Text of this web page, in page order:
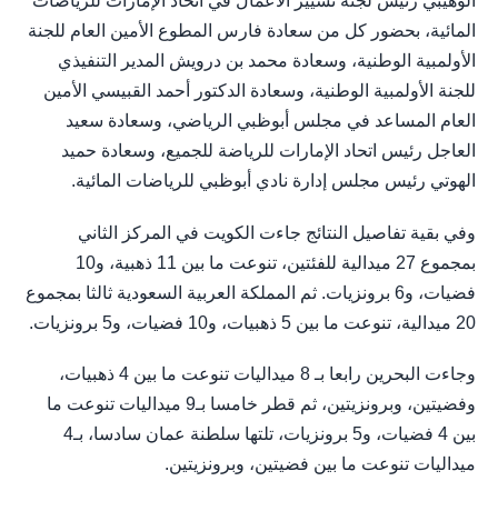
المائية، بحضور كل من سعادة فارس المطوع الأمين العام للجنة
الأولمبية الوطنية، وسعادة محمد بن درويش المدير التنفيذي
للجنة الأولمبية الوطنية، وسعادة الدكتور أحمد القبيسي الأمين
العام المساعد في مجلس أبوظبي الرياضي، وسعادة سعيد
العاجل رئيس اتحاد الإمارات للرياضة للجميع، وسعادة حميد
الهوتي رئيس مجلس إدارة نادي أبوظبي للرياضات المائية.
وفي بقية تفاصيل النتائج جاءت الكويت في المركز الثاني
بمجموع 27 ميدالية للفئتين، تنوعت ما بين 11 ذهبية، و10
فضيات، و6 برونزيات. ثم المملكة العربية السعودية ثالثا بمجموع
20 ميدالية، تنوعت ما بين 5 ذهبيات، و10 فضيات، و5 برونزيات.
وجاءت البحرين رابعا بـ 8 ميداليات تنوعت ما بين 4 ذهبيات،
وفضيتين، وبرونزيتين، ثم قطر خامسا بـ9 ميداليات تنوعت ما
بين 4 فضيات، و5 برونزيات، تلتها سلطنة عمان سادسا، بـ4
ميداليات تنوعت ما بين فضيتين، وبرونزيتين.